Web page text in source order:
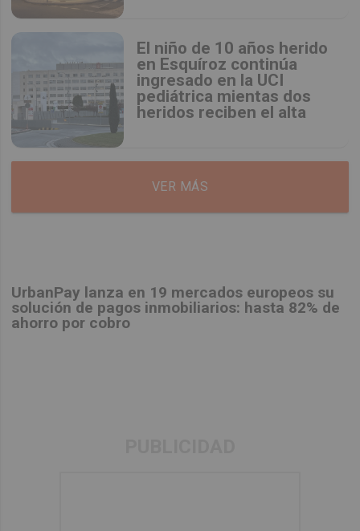
El niño de 10 años herido
en Esquíroz continúa
ingresado en la UCI
pediátrica mientas dos
heridos reciben el alta
VER MÁS
UrbanPay lanza en 19 mercados europeos su
solución de pagos inmobiliarios: hasta 82% de
ahorro por cobro